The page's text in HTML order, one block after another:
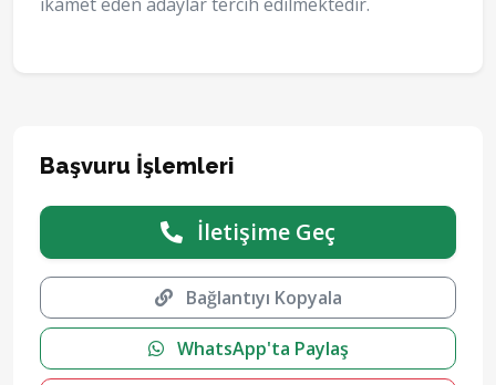
Başvuru İşlemleri
İletişime Geç
Bağlantıyı Kopyala
WhatsApp'ta Paylaş